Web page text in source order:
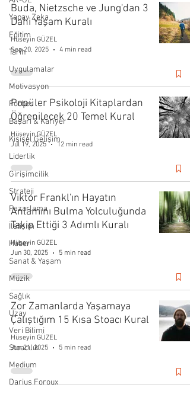
Yapay Zeka
Eğitim
Tarih
Uygulamalar
Motivasyon
Forbes
Başarı & Kariyer
Kişisel Gelişim
Liderlik
Girişimcilik
Strateji
Pazarlama
İletişim
Haber
Sanat & Yaşam
Müzik
Sağlık
Uzay
Veri Bilimi
Stoacılık
Medium
Darius Foroux
Buda, Nietzsche ve Jung'dan 3
Dahi Yaşam Kuralı
Hüseyin GÜZEL
Sep 20, 2025
4 min read
Popüler Psikoloji Kitaplardan
Öğrenilecek 20 Temel Kural
Hüseyin GÜZEL
Jul 19, 2025
12 min read
Viktor Frankl'ın Hayatın
Anlamını Bulma Yolculuğunda
Takip Ettiği 3 Adımlı Kuralı
Hüseyin GÜZEL
Jun 30, 2025
5 min read
Zor Zamanlarda Yaşamaya
Çalıştığım 15 Kısa Stoacı Kural
Hüseyin GÜZEL
Jun 21, 2025
5 min read